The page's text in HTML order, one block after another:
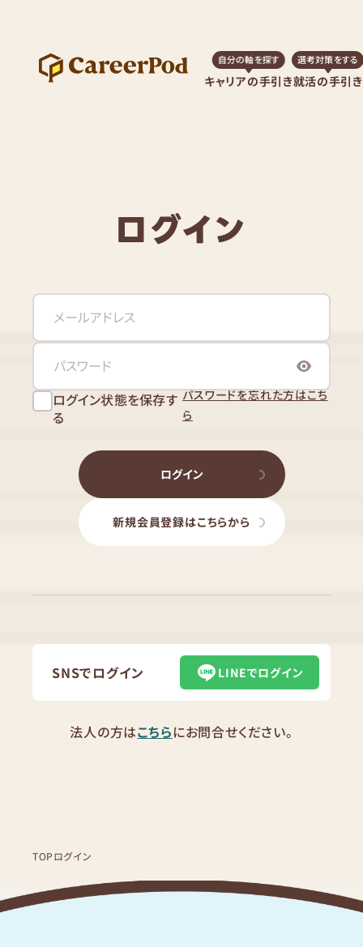
キャリアの手引き
自分の軸を探す
就活の手引き
選考対策をする
ログイン
ログイン状態を保存す
る
パスワードを忘れた方はこち
ら
ログイン
新規会員登録はこちらから
SNSでログイン LINEでログイン
法人の方はこちらにお問合せください。
TOPログイン